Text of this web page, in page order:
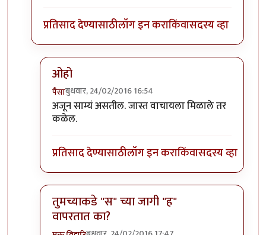
प्रतिसाद देण्यासाठीलॉग इन कराकिंवासदस्य व्हा
ओहो
पैसाबुधवार, 24/02/2016 16:54
In reply toअसु शकेल कारण आम्हीbyकविता१९७८
अजून साम्यं असतील. जास्त वाचायला मिळाले तर
कळेल.
प्रतिसाद देण्यासाठीलॉग इन कराकिंवासदस्य व्हा
तुमच्याकडे "स" च्या जागी "ह"
वापरतात का?